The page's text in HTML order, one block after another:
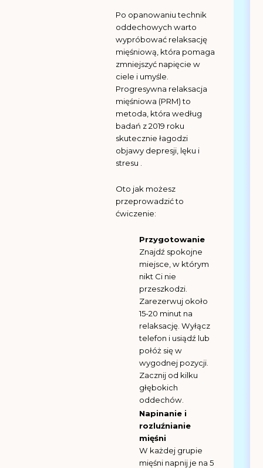
Po opanowaniu technik
oddechowych warto
wypróbować relaksację
mięśniową, która pomaga
zmniejszyć napięcie w
ciele i umyśle.
Progresywna relaksacja
mięśniowa (PRM) to
metoda, która według
badań z 2019 roku
skutecznie łagodzi
objawy depresji, lęku i
stresu .
Oto jak możesz
przeprowadzić to
ćwiczenie:
Przygotowanie
Znajdź spokojne
miejsce, w którym
nikt Ci nie
przeszkodzi.
Zarezerwuj około
15-20 minut na
relaksację. Wyłącz
telefon i usiądź lub
połóż się w
wygodnej pozycji.
Zacznij od kilku
głębokich
oddechów.
Napinanie i
rozluźnianie
mięśni
W każdej grupie
mięśni napnij je na 5